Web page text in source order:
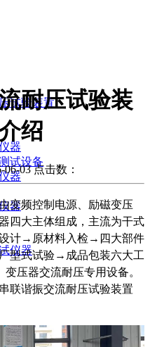
试验装置
器
试设备
器
器
仪器
耐压试验装
绍
06-03 点击数：
变频控制电源、励磁变压
四大主体组成，主流为干式
计→原材料入检→四大部件
型式试验→成品包装六大工
压器交流耐压专用设备。
联谐振交流耐压试验装置